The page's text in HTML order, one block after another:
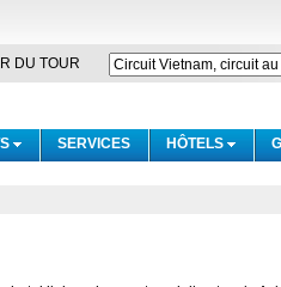
DU TOUR
HÔTELS
SERVICES